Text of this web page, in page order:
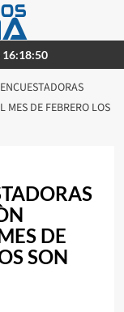
16:18:50
DE FEBRERO LOS
DE
SON